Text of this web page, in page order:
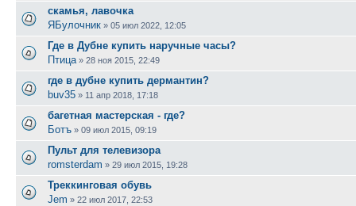
скамья, лавочка
ЯБулочник » 05 июл 2022, 12:05
Где в Дубне купить наручные часы?
Птица » 28 ноя 2015, 22:49
где в дубне купить дермантин?
buv35 » 11 апр 2018, 17:18
багетная мастерская - где?
Ботъ » 09 июл 2015, 09:19
Пульт для телевизора
romsterdam » 29 июл 2015, 19:28
Треккинговая обувь
Jem » 22 июл 2017, 22:53